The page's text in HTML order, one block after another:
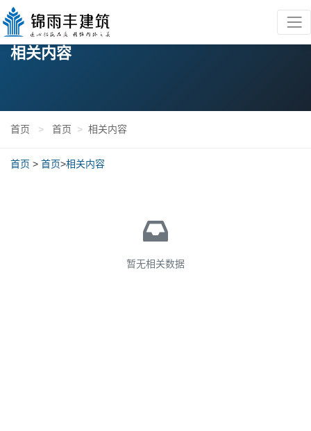
相关内容
首页 > 首页 > 相关内容
首页 > 首页>相关内容
暂无相关数据